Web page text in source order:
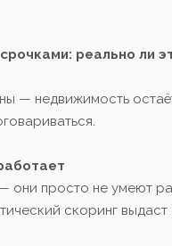
реально ли
— недвижимость
они просто не умеют
скоринг